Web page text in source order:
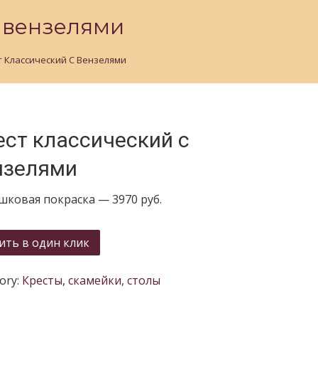
Классический С Вензелями
классический с
покраска — 3970 руб.
в один клик
Кресты, скамейки, столы